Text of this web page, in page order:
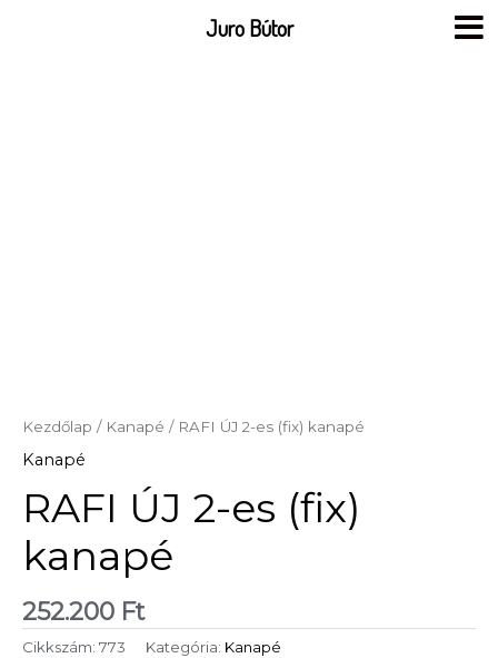
Kezdőlap / Kanapé / RAFI ÚJ 2-es (fix) kanapé
Kanapé
RAFI ÚJ 2-es (fix)
kanapé
252.200 Ft
Cikkszám: 773 Kategória: Kanapé
Juro Bútor